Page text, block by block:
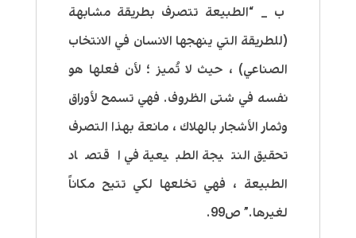
ب _ “الطبيعة تتصرف بطريقة مشابهة
(للطريقة التي ينهجها الانسان في الانتخاب
الصناعي) ، حيث لا تُميز ؛ لأن فعلها هو
نفسه في شتى الظروف. فهي تسمح لأوراق
وثمار الأشجار بالهلاك ، مانعة بهذا التصرف
تحقيق النتيجة الطبيعية في اقتصاد
الطبيعة ، فهي تخلعها لكي تتيح مكاناً
لغيرها.” ص99.